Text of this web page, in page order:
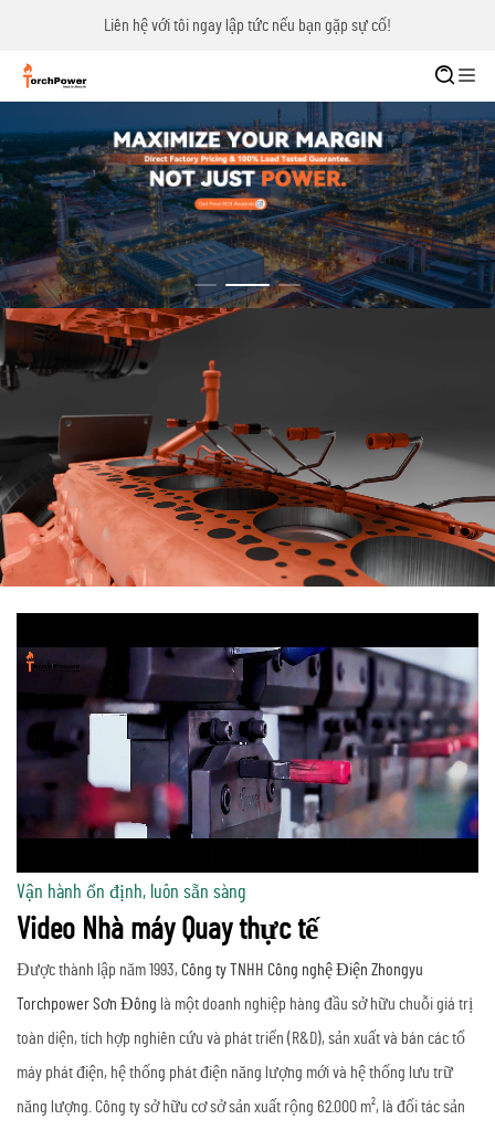
Liên hệ với tôi ngay lập tức nếu bạn gặp sự cố!
Vận hành ổn định, luôn sẵn sàng
Video Nhà máy Quay thực tế
Được thành lập năm 1993, Công ty TNHH Công nghệ Điện Zhongyu
Torchpower Sơn Đông là một doanh nghiệp hàng đầu sở hữu chuỗi giá trị
toàn diện, tích hợp nghiên cứu và phát triển (R&D), sản xuất và bán các tổ
máy phát điện, hệ thống phát điện năng lượng mới và hệ thống lưu trữ
năng lượng. Công ty sở hữu cơ sở sản xuất rộng 62.000 m², là đối tác sản